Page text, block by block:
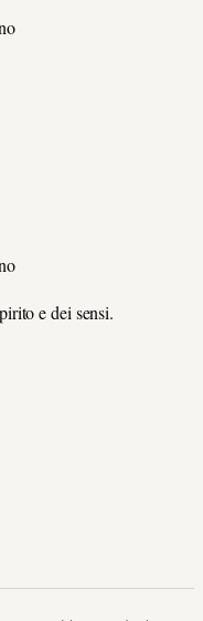
e dei sensi.